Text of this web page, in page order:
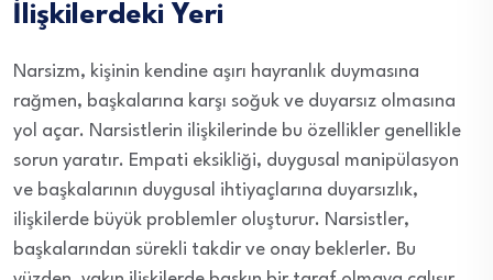
İlişkilerdeki Yeri
Narsizm, kişinin kendine aşırı hayranlık duymasına
rağmen, başkalarına karşı soğuk ve duyarsız olmasına
yol açar. Narsistlerin ilişkilerinde bu özellikler genellikle
sorun yaratır. Empati eksikliği, duygusal manipülasyon
ve başkalarının duygusal ihtiyaçlarına duyarsızlık,
ilişkilerde büyük problemler oluşturur. Narsistler,
başkalarından sürekli takdir ve onay beklerler. Bu